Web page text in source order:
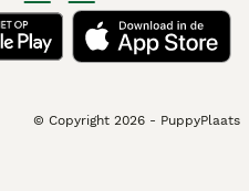
© Copyright 2026 - PuppyPlaats